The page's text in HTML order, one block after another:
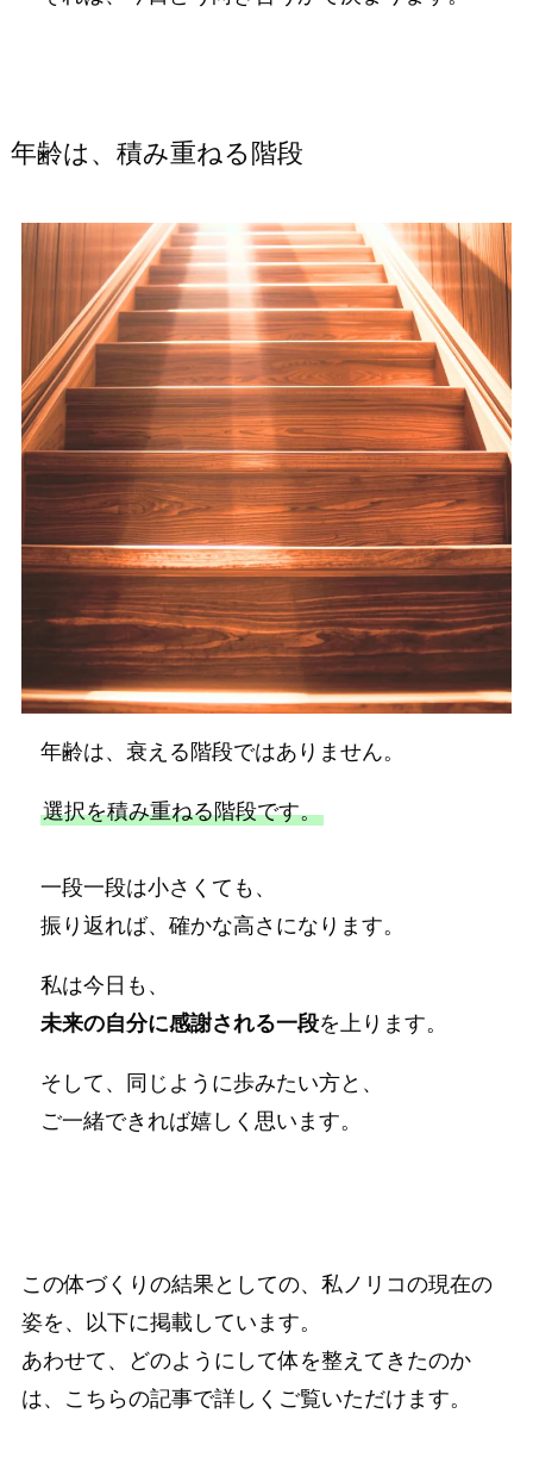
年齢は、積み重ねる階段
年齢は、衰える階段ではありません。
選択を積み重ねる階段です。
一段一段は小さくても、
振り返れば、確かな高さになります。
私は今日も、
未来の自分に感謝される一段を上ります。
そして、同じように歩みたい方と、
ご一緒できれば嬉しく思います。
この体づくりの結果としての、私ノリコの現在の
姿を、以下に掲載しています。
あわせて、どのようにして体を整えてきたのか
は、こちらの記事で詳しくご覧いただけます。